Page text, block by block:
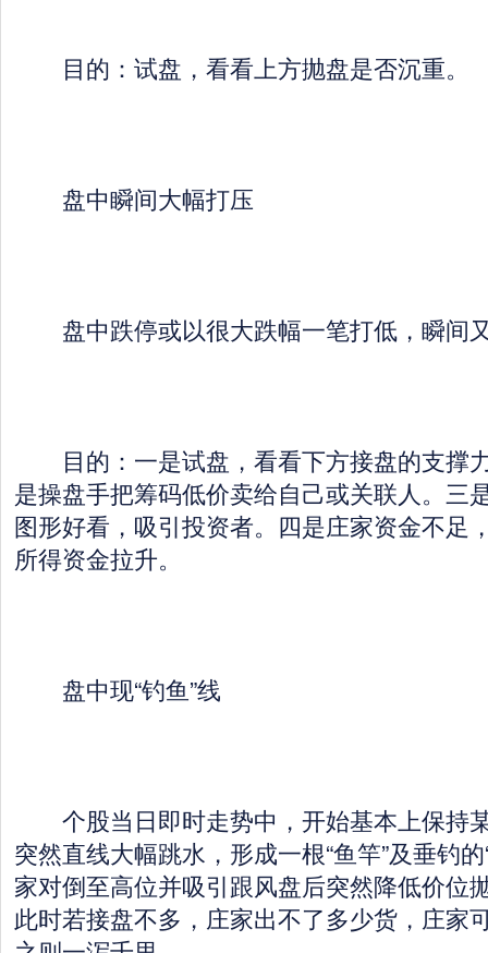
目的：试盘，看看上方抛盘是否沉重。
盘中瞬间大幅打压
盘中跌停或以很大跌幅一笔打低，瞬间
目的：一是试盘，看看下方接盘的支撑
是操盘手把筹码低价卖给自己或关联人。三
图形好看，吸引投资者。四是庄家资金不足
所得资金拉升。
盘中现“钓鱼”线
个股当日即时走势中，开始基本上保持
突然直线大幅跳水，形成一根“鱼竿”及垂钓
家对倒至高位并吸引跟风盘后突然降低价位
此时若接盘不多，庄家出不了多少货，庄家